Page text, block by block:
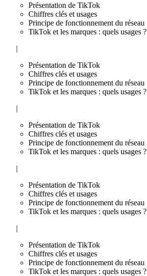
Présentation de TikTok
Chiffres clés et usages
Principe de fonctionnement du réseau
TikTok et les marques : quels usages ?
|
Présentation de TikTok
Chiffres clés et usages
Principe de fonctionnement du réseau
TikTok et les marques : quels usages ?
|
Présentation de TikTok
Chiffres clés et usages
Principe de fonctionnement du réseau
TikTok et les marques : quels usages ?
|
Présentation de TikTok
Chiffres clés et usages
Principe de fonctionnement du réseau
TikTok et les marques : quels usages ?
|
Présentation de TikTok
Chiffres clés et usages
Principe de fonctionnement du réseau
TikTok et les marques : quels usages ?